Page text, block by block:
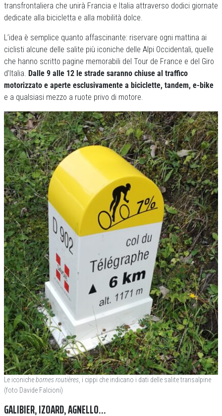
transfrontaliera che unirà Francia e Italia attraverso dodici giornate
dedicate alla bicicletta e alla mobilità dolce.
L’idea è semplice quanto affascinante: riservare ogni mattina ai
ciclisti alcune delle salite più iconiche delle Alpi Occidentali, quelle
che hanno scritto pagine memorabili del Tour de France e del Giro
d’Italia. Dalle 9 alle 12 le strade saranno chiuse al traffico
motorizzato e aperte esclusivamente a biciclette, tandem, e-bike
e a qualsiasi mezzo a ruote privo di motore.
Le iconichebornes routières , i cippi che indicano i dati delle salite transalpine
(foto Davide Falcioni)
GALIBIER, IZOARD, AGNELLO…